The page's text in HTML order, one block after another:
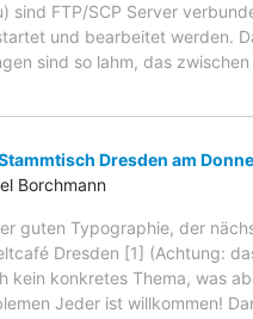
sind FTP/SCP Server
und bearbeitet werden.
sind so lahm, das
Dresden am
Borchmann
guten Typographie, der
Dresden [1] (Achtung:
kein konkretes Thema, was
Jeder ist willkommen!